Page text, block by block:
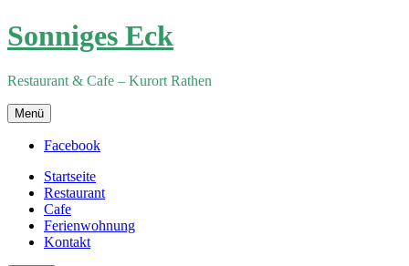
Sonniges Eck
Restaurant & Cafe – Kurort Rathen
Menü
Facebook
Startseite
Restaurant
Cafe
Ferienwohnung
Kontakt